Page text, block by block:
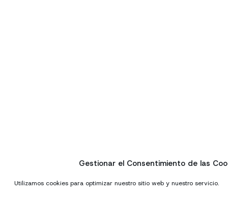
Gestionar el Consentimiento de las
Utilizamos cookies para optimizar nuestro sitio web y nuestro servicio.